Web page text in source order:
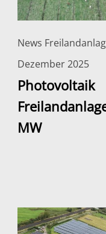
News
Dezember 2025
Photovoltaik
MW